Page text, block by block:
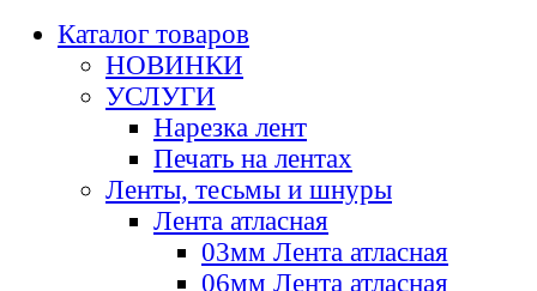
Каталог товаров
НОВИНКИ
УСЛУГИ
Нарезка лент
Печать на лентах
Ленты, тесьмы и шнуры
Лента атласная
03мм Лента атласная
06мм Лента атласная